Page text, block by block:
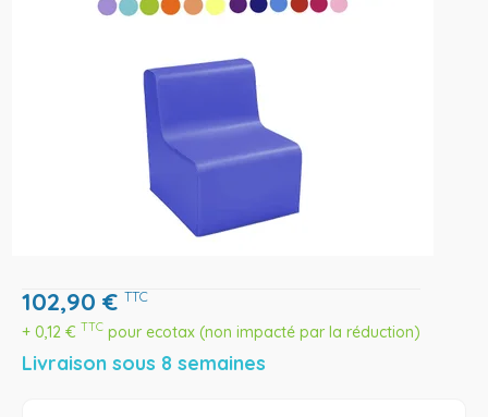
102,90 € TTC
+ 0,12 € TTC pour ecotax (non impacté par la réduction)
Livraison sous 8 semaines